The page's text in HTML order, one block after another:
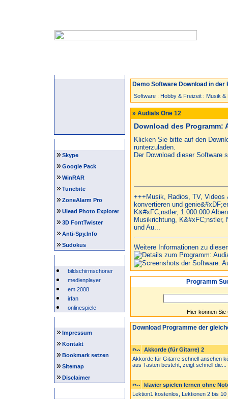
»Skype
»Google Pack
»WinRAR
»Tunebite
»ZoneAlarm Pro
»Ulead Photo Explorer
»3D FontTwister
»Anti-Spy.Info
»Sudokus
bildschirmschoner
medienplayer
em 2008
irfan
onlinespiele
»Impressum
»Kontakt
»Bookmark setzen
»Sitemap
»Disclaimer
Demo Software Download in der
Software : Hobby & Freizeit : Musik &
» Audials One 12
Download des Programm:
Klicken Sie bitte auf den
runterzuladen.
Der Download dieser Software
+++Musik, Radios, TV, Videos
konvertieren und
K&#xFC;nstler, 1.000.000
Musikrichtung, K&#xFC;nstler,
und Au...
Weitere Informationen zu
Programm
Hier können
Download Programme der
Akkorde (für Gitarre) 2
Akkorde für Gitarre schnell ansehen
aus Tasten besteht, zeigt schnell die...
klavier spielen lernen ohne
Lektion1 kostenlos, Lektionen 2 bis 10